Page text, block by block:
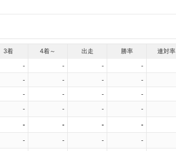
3着 4着～ 出走 勝率 連対率
- - - -
- - - -
- - - -
- - - -
- - - -
- - - -